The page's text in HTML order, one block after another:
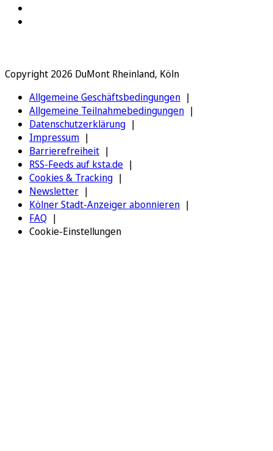
Copyright 2026 DuMont Rheinland, Köln
Allgemeine Geschäftsbedingungen
Allgemeine Teilnahmebedingungen
Datenschutzerklärung
Impressum
Barrierefreiheit
RSS-Feeds auf ksta.de
Cookies & Tracking
Newsletter
Kölner Stadt-Anzeiger abonnieren
FAQ
Cookie-Einstellungen